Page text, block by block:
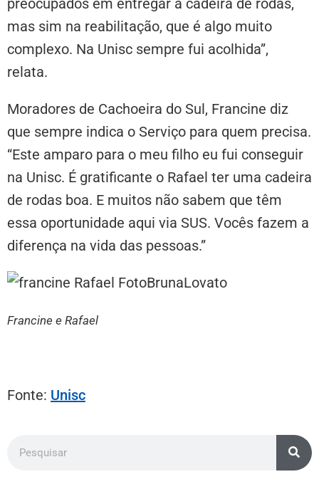
mas sim na reabilitação, que é algo muito
complexo. Na Unisc sempre fui acolhida”,
relata.
Moradores de Cachoeira do Sul, Francine diz
que sempre indica o Serviço para quem precisa.
“Este amparo para o meu filho eu fui conseguir
na Unisc. É gratificante o Rafael ter uma cadeira
de rodas boa. E muitos não sabem que têm
essa oportunidade aqui via SUS. Vocês fazem a
diferença na vida das pessoas.”
Francine e Rafael
Fonte: Unisc